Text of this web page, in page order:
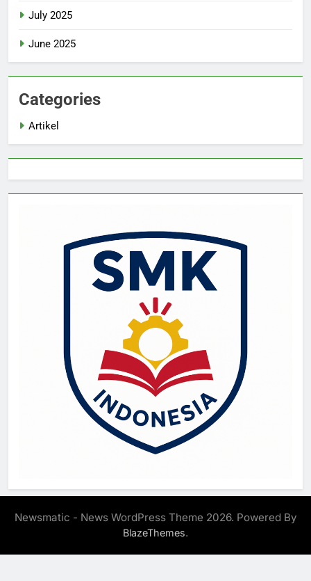
July 2025
June 2025
Categories
Artikel
Newsmatic - News WordPress Theme 2026. Powered By
BlazeThemes.